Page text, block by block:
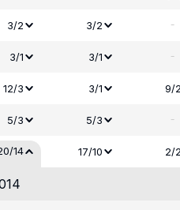
3/2 3/2 -
3/1 3/1 -
12/3 3/1 9/2
5/3 5/3 -
14 17/10 2/2